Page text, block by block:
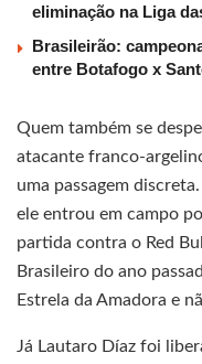
eliminação na Liga
Brasileirão:
entre Botafogo x
Quem também se
atacante franco-
uma passagem
ele entrou em campo
partida contra o Red
Brasileiro do ano
Estrela da Amadora e
Já Lautaro Díaz foi